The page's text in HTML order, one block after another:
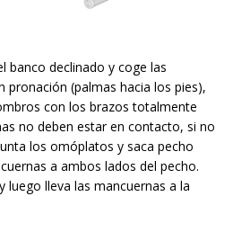
banco declinado y coge las
pronación (palmas hacia los pies),
con los brazos totalmente
no deben estar en contacto, si no
los omóplatos y saca pecho
a ambos lados del pecho.
luego lleva las mancuernas a la